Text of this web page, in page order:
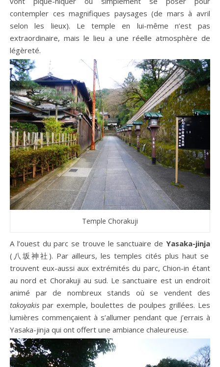
contempler ces magnifiques paysages (de mars à avril
selon les lieux). Le temple en lui-même n’est pas
extraordinaire, mais le lieu a une réelle atmosphère de
légèreté.
Temple Chorakuji
A l’ouest du parc se trouve le sanctuaire de Yasaka-jinja
(八坂神社). Par ailleurs, les temples cités plus haut se
trouvent eux-aussi aux extrémités du parc, Chion-in étant
au nord et Chorakuji au sud. Le sanctuaire est un endroit
animé par de nombreux stands où se vendent des
takoyakis par exemple, boulettes de poulpes grillées. Les
lumières commençaient à s’allumer pendant que j’errais à
Yasaka-jinja qui ont offert une ambiance chaleureuse.